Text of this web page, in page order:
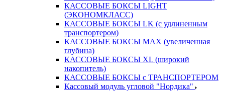
КАССОВЫЕ БОКСЫ LIGHT
(ЭКОНОМКЛАСС)
КАССОВЫЕ БОКСЫ LK (с удлиненным
транспортером)
КАССОВЫЕ БОКСЫ MAX (увеличенная
глубина)
КАССОВЫЕ БОКСЫ XL (широкий
накопитель)
КАССОВЫЕ БОКСЫ с ТРАНСПОРТЕРОМ
Кассовый модуль угловой "Нордика"